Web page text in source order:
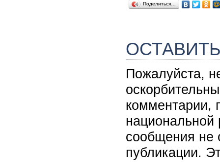
Поделиться…
Пожалуйста,
комментарии,
национальной
сообщения не
публикации.